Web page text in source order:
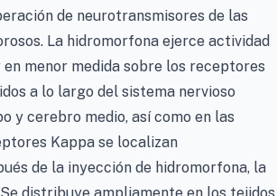
de neurotransmisores de las
La hidromorfona ejerce actividad
en menor medida sobre los receptores
a lo largo del sistema nervioso
y cerebro medio, así como en las
Kappa se localizan
de la inyección de hidromorfona, la